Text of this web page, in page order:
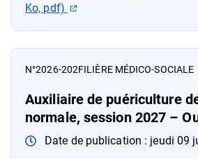
Ko, pdf)
(ouverture dans un
N°2026-202FILIÈRE MÉDICO-SOCIALE
Auxiliaire de puériculture
normale, session 2027 –
Date de publication : jeudi 09